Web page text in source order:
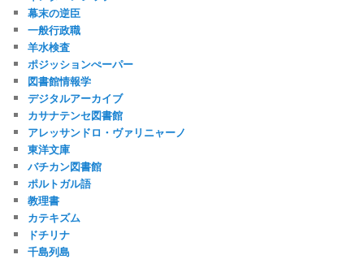
幕末の逆臣
一般行政職
羊水検査
ポジッションぺーパー
図書館情報学
デジタルアーカイブ
カサナテンセ図書館
アレッサンドロ・ヴァリニャーノ
東洋文庫
バチカン図書館
ポルトガル語
教理書
カテキズム
ドチリナ
千島列島